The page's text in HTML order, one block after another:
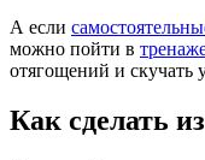
А если
можно пойти в
отягощений и скучать
Как сделать